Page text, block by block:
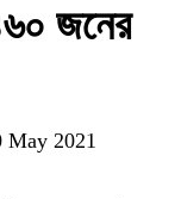
জনের
May 2021